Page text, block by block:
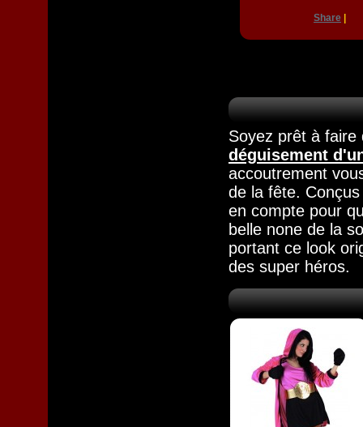
Share
Soyez prêt à faire
déguisement
accoutrement
de la fête.
en compte pour
belle none de la
portant ce look
des super héros.